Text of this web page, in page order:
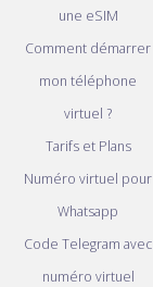
une eSIM
Comment démarrer
mon téléphone
virtuel ?
Tarifs et Plans
Numéro virtuel pour
Whatsapp
Code Telegram avec
numéro virtuel